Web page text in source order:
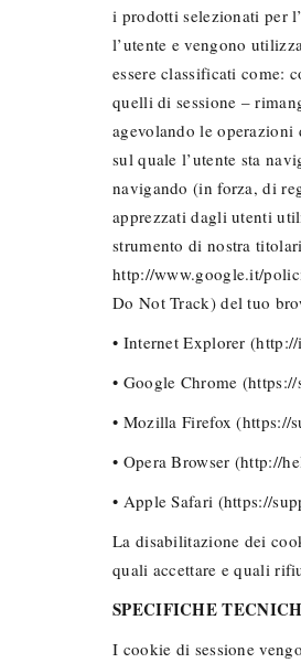
i prodotti selezionati per
l’utente e vengono
essere classificati come:
quelli di sessione –
agevolando le
sul quale l’utente sta
navigando (in forza, di
apprezzati dagli utenti
strumento di nostra
http://www.google.it/
Do Not Track) del tuo
• Internet Explorer
• Google Chrome
• Mozilla Firefox (https://
• Opera Browser (http://
• Apple Safari (https://
La disabilitazione dei
quali accettare e quali
SPECIFICHE
I cookie di sessione